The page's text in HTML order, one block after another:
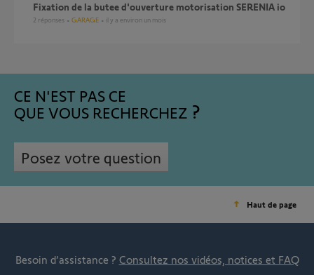
fixation de la butee d'ouverture motorisation SERENIA io
2 réponses GARAGE il y a environ un mois
CE N'EST PAS CE
QUE VOUS RECHERCHEZ
Posez votre question
Haut de page
Besoin d’assistance ? Consultez nos vidéos, notices et FAQ